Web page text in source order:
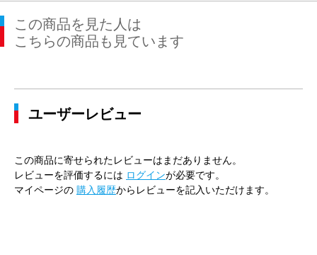
この商品を見た人は
こちらの商品も見ています
ユーザーレビュー
この商品に寄せられたレビューはまだありません。
レビューを評価するには ログインが必要です。
マイページの 購入履歴からレビューを記入いただけます。